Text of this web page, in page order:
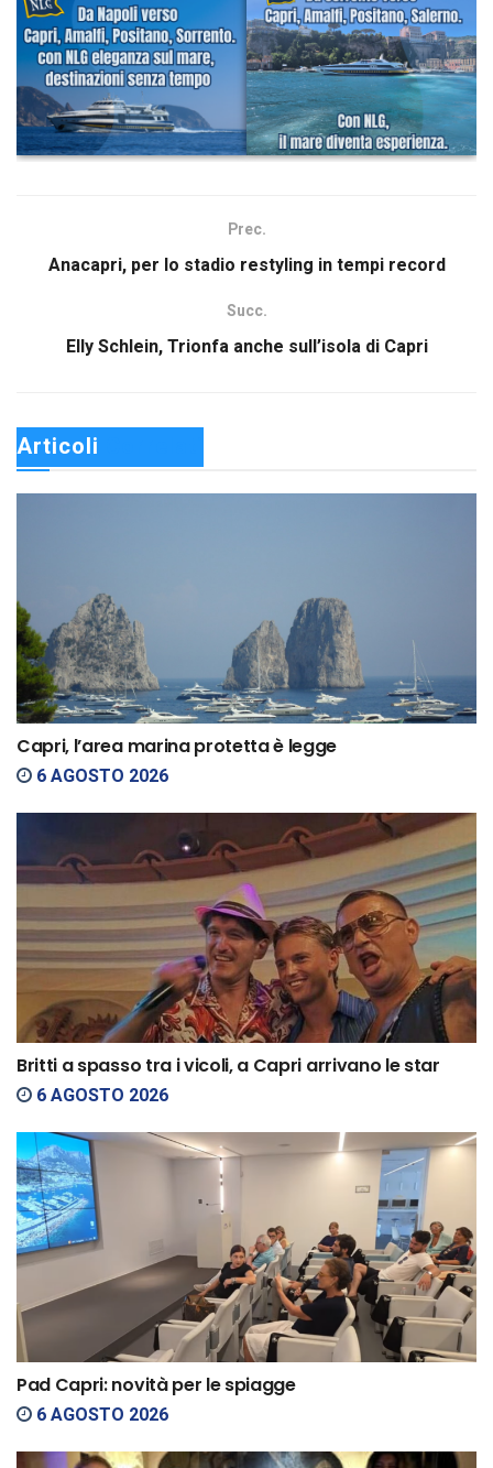
Prec.
Anacapri, per lo stadio restyling in tempi record
Succ.
Elly Schlein, Trionfa anche sull’isola di Capri
Articoli
Capri, l’area marina protetta è legge
6 AGOSTO 2026
Britti a spasso tra i vicoli, a Capri arrivano le star
6 AGOSTO 2026
Pad Capri: novità per le spiagge
6 AGOSTO 2026